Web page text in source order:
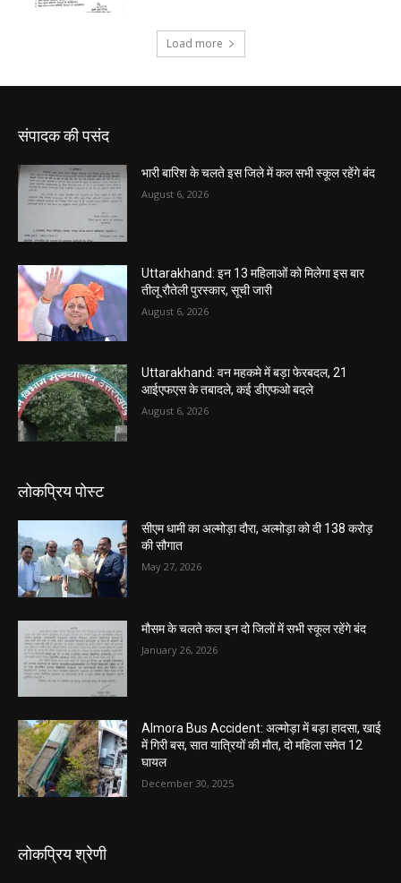
संपादक की पसंद
भारी बारिश के चलते इस जिले में कल सभी स्कूल रहेंगे बंद
August 6, 2026
Uttarakhand: इन 13 महिलाओं को मिलेगा इस बार
तीलू रौतेली पुरस्कार, सूची जारी
August 6, 2026
Uttarakhand: वन महकमे में बड़ा फेरबदल, 21
आईएफएस के तबादले, कई डीएफओ बदले
August 6, 2026
लोकप्रिय पोस्ट
सीएम धामी का अल्मोड़ा दौरा, अल्मोड़ा को दी 138 करोड़
की सौगात
May 27, 2026
मौसम के चलते कल इन दो जिलों में सभी स्कूल रहेंगे बंद
January 26, 2026
Almora Bus Accident: अल्मोड़ा में बड़ा हादसा, खाई
में गिरी बस, सात यात्रियों की मौत, दो महिला समेत 12
घायल
December 30, 2025
लोकप्रिय श्रेणी